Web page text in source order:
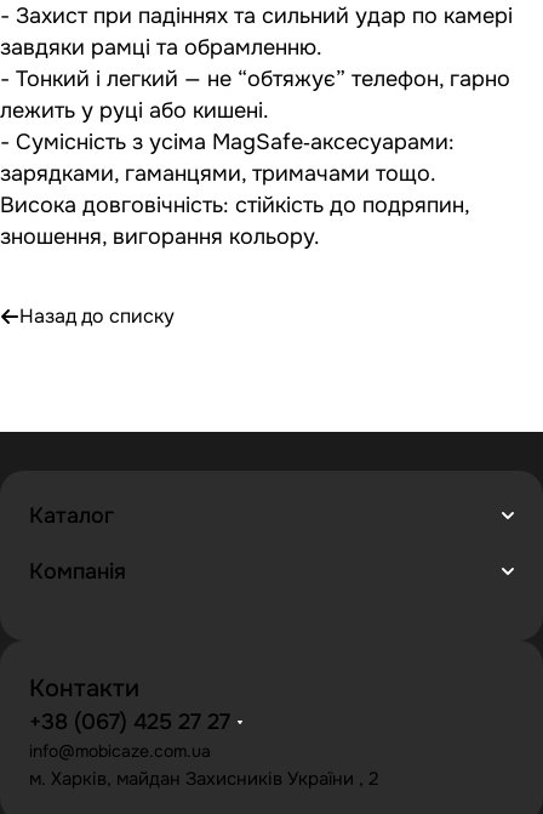
- Захист при падіннях та сильний удар по камері
завдяки рамці та обрамленню.
- Тонкий і легкий — не “обтяжує” телефон, гарно
лежить у руці або кишені.
- Сумісність з усіма MagSafe‑аксесуарами:
зарядками, гаманцями, тримачами тощо.
Висока довговічність: стійкість до подряпин,
зношення, вигорання кольору.
Назад до списку
Каталог
Компанія
Контакти
+38 (067) 425 27 27
info@mobicaze.com.ua
м. Харків, майдан Захисників України , 2